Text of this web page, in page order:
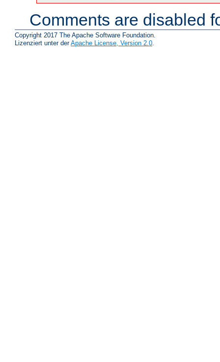
Comments are disabled
Copyright 2017 The Apache Software Foundation.
Lizenziert unter derApache License, Version 2.0